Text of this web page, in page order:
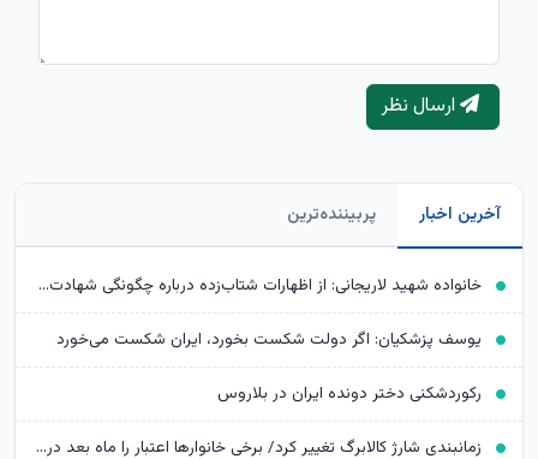
ارسال نظر
آخرین اخبار پربیننده‌ترین
خانواده شهید لاریجانی: از اظهارات شتاب‌زده درباره چگونگی شهادت اجتناب کنید
یوسف پزشکیان: اگر دولت شکست بخورد، ایران شکست می‌خورد
رکوردشکنی دختر دونده ایران در بلاروس
زمانبندی شارژ کالابرگ تغییر کرد/ برخی خانوارها اعتبار را ماه بعد دریافت می‌کنند